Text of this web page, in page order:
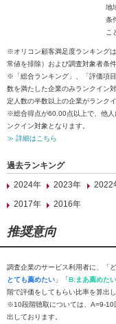
地
条
こ
※オリコン顧客満足度ランキング
常値を排除）および調査対象者条
※「総合ランキング」、「評価項
数を満たした企業のみランクイン
定人数の半数以上の企業がランク
※総合得点が60.00点以上で、他人
ンクイン対象となります。
≫ 詳細はこちら
過去ランキング
2024年
2023年 2022
2017年
2016年
推奨意向
調査企業のサービス利用者に、「
とても薦めたい 」「B:まあ薦めたい
階で評価をしてもらい比率を算出し
※10段階聴取については、A=9-10
出しております。